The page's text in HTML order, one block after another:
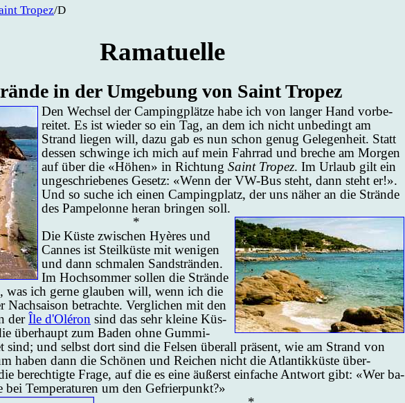
Tro­pez/D
Ra­ma­tu­el­le
in der Um­ge­bung von Saint Tro­pez
Den Wech­sel der Cam­ping­plät­ze ha­be ich von lan­ger Hand vor­be­
rei­tet. Es ist wie­der so ein Tag, an dem ich nicht un­be­dingt am
Strand lie­gen will, da­zu gab es nun schon ge­nug Ge­le­gen­heit. Statt
des­sen schwin­ge ich mich auf mein Fahr­rad und bre­che am Mor­gen
auf über die «Hö­hen» in Rich­tung Saint Tro­pez. Im Ur­laub gilt ein
un­ge­schrie­be­nes Ge­setz: «Wenn der VW-Bus steht, dann steht er!».
Und so su­che ich ei­nen Cam­ping­platz, der uns nä­her an die Strän­de
des Pam­pe­lon­ne her­an brin­gen soll.
*
Die Küs­te zwi­schen Hyères und
Can­nes ist Steil­küs­te mit we­ni­gen
und dann schma­len Sand­strän­den.
Im Hoch­som­mer sol­len die Strän­de
was ich ger­ne glau­ben will, wenn ich die
Nach­sai­son be­trach­te. Ver­g­li­chen mit den
derÎle d'Oléron sind das sehr klei­ne Küs­
über­haupt zum Ba­den oh­ne Gum­mi­
sind; und selbst dort sind die Fel­sen über­all prä­sent, wie am Strand von
ha­ben dann die Schö­nen und Rei­chen nicht die At­lan­tik­küs­te über­
be­rech­tig­te Fra­ge, auf die es ei­ne äu­ßerst ein­fa­che Ant­wort gibt: «Wer ba­
bei Tem­pe­ra­tu­ren um den Ge­frier­punkt?»